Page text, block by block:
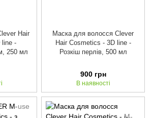
Hair
line -
250 мл
Маска для волосся Clever
Hair Cosmetics - 3D line -
Розкіш перлів, 500 мл
900 грн
В наявності